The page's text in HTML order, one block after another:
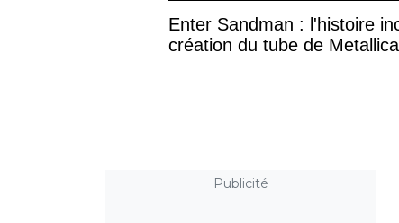
Enter Sandman : l'histoire
création du tube de Metallica
Publicité